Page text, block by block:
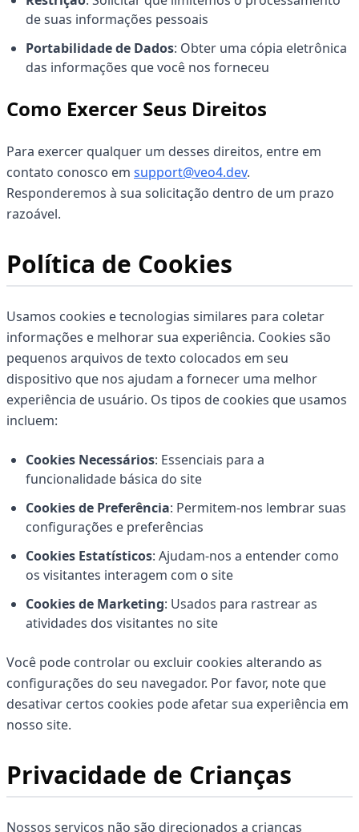
de suas informações pessoais
Portabilidade de Dados: Obter uma cópia eletrônica
das informações que você nos forneceu
Como Exercer Seus Direitos
Para exercer qualquer um desses direitos, entre em
contato conosco em support@veo4.dev.
Responderemos à sua solicitação dentro de um prazo
razoável.
Política de Cookies
Usamos cookies e tecnologias similares para coletar
informações e melhorar sua experiência. Cookies são
pequenos arquivos de texto colocados em seu
dispositivo que nos ajudam a fornecer uma melhor
experiência de usuário. Os tipos de cookies que usamos
incluem:
Cookies Necessários: Essenciais para a
funcionalidade básica do site
Cookies de Preferência: Permitem-nos lembrar suas
configurações e preferências
Cookies Estatísticos: Ajudam-nos a entender como
os visitantes interagem com o site
Cookies de Marketing: Usados para rastrear as
atividades dos visitantes no site
Você pode controlar ou excluir cookies alterando as
configurações do seu navegador. Por favor, note que
desativar certos cookies pode afetar sua experiência em
nosso site.
Privacidade de Crianças
Nossos serviços não são direcionados a crianças